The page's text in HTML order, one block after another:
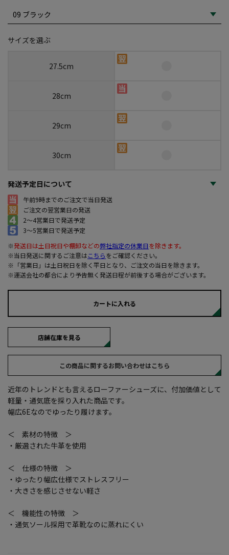
サイズを選ぶ
27.5cm
28cm
29cm
30cm
発送予定日について
午前9時までのご注文で当日発送
ご注文の翌営業日の発送
2～4営業日で発送予定
3～5営業日で発送予定
※発送日は土日祝日や棚卸などの弊社指定の休業日を除きます。
※当日発送に関するご注意はこちらをご確認ください。
※「営業日」は土日祝日を除く平日となり、ご注文の当日を除きます。
※運送会社の都合により予告無く発送日程が前後する場合がございます。
カートに入れる
店舗在庫を見る
この商品に関するお問い合わせはこちら
近年のトレンドとも言えるローファーシューズに、付加価値として
軽量・通気底を採り入れた商品です。
幅広6Eなのでゆったり履けます。
＜ 素材の特徴 ＞
・厳選された牛革を使用
＜ 仕様の特徴 ＞
・ゆったり幅広仕様でストレスフリー
・大きさを感じさせない軽さ
＜ 機能性の特徴 ＞
・通気ソール採用で革靴なのに蒸れにくい